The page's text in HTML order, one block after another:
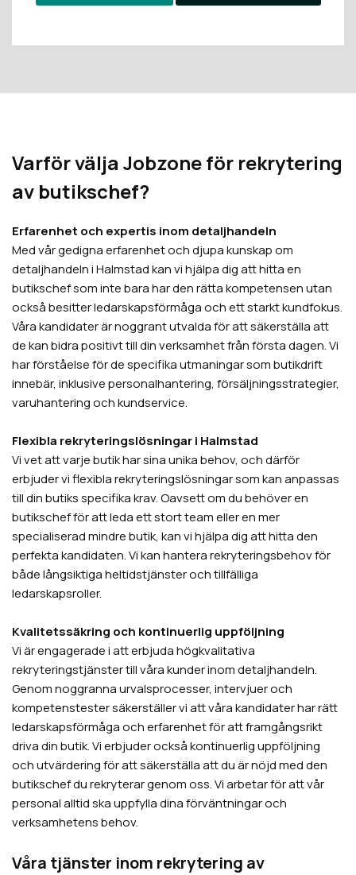
Varför välja Jobzone för rekrytering
av butikschef?
Erfarenhet och expertis inom detaljhandeln
Med vår gedigna erfarenhet och djupa kunskap om
detaljhandeln i Halmstad kan vi hjälpa dig att hitta en
butikschef som inte bara har den rätta kompetensen utan
också besitter ledarskapsförmåga och ett starkt kundfokus.
Våra kandidater är noggrant utvalda för att säkerställa att
de kan bidra positivt till din verksamhet från första dagen. Vi
har förståelse för de specifika utmaningar som butikdrift
innebär, inklusive personalhantering, försäljningsstrategier,
varuhantering och kundservice.
Flexibla rekryteringslösningar i Halmstad
Vi vet att varje butik har sina unika behov, och därför
erbjuder vi flexibla rekryteringslösningar som kan anpassas
till din butiks specifika krav. Oavsett om du behöver en
butikschef för att leda ett stort team eller en mer
specialiserad mindre butik, kan vi hjälpa dig att hitta den
perfekta kandidaten. Vi kan hantera rekryteringsbehov för
både långsiktiga heltidstjänster och tillfälliga
ledarskapsroller.
Kvalitetssäkring och kontinuerlig uppföljning
Vi är engagerade i att erbjuda högkvalitativa
rekryteringstjänster till våra kunder inom detaljhandeln.
Genom noggranna urvalsprocesser, intervjuer och
kompetenstester säkerställer vi att våra kandidater har rätt
ledarskapsförmåga och erfarenhet för att framgångsrikt
driva din butik. Vi erbjuder också kontinuerlig uppföljning
och utvärdering för att säkerställa att du är nöjd med den
butikschef du rekryterar genom oss. Vi arbetar för att vår
personal alltid ska uppfylla dina förväntningar och
verksamhetens behov.
Våra tjänster inom rekrytering av